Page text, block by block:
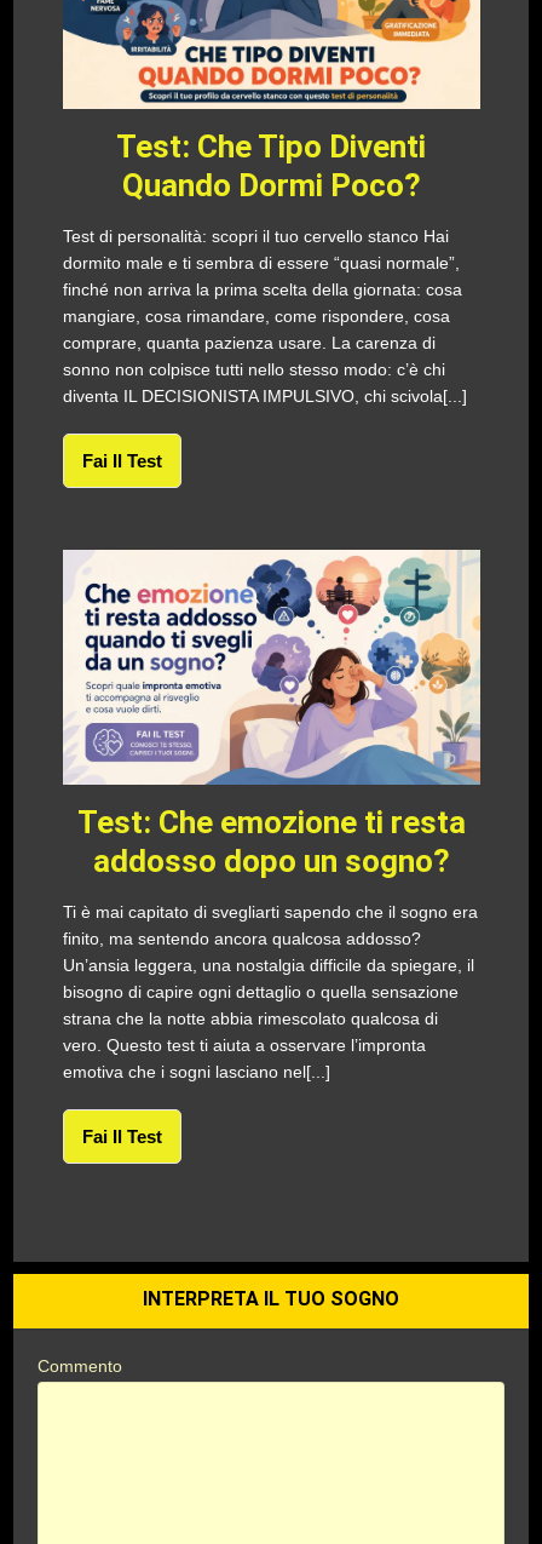
Test: Che Tipo Diventi
Quando Dormi Poco?
Test di personalità: scopri il tuo cervello stanco Hai
dormito male e ti sembra di essere “quasi normale”,
finché non arriva la prima scelta della giornata: cosa
mangiare, cosa rimandare, come rispondere, cosa
comprare, quanta pazienza usare. La carenza di
sonno non colpisce tutti nello stesso modo: c’è chi
diventa IL DECISIONISTA IMPULSIVO, chi scivola[...]
Fai Il Test
Test: Che emozione ti resta
addosso dopo un sogno?
Ti è mai capitato di svegliarti sapendo che il sogno era
finito, ma sentendo ancora qualcosa addosso?
Un’ansia leggera, una nostalgia difficile da spiegare, il
bisogno di capire ogni dettaglio o quella sensazione
strana che la notte abbia rimescolato qualcosa di
vero. Questo test ti aiuta a osservare l’impronta
emotiva che i sogni lasciano nel[...]
Fai Il Test
INTERPRETA IL TUO SOGNO
Commento